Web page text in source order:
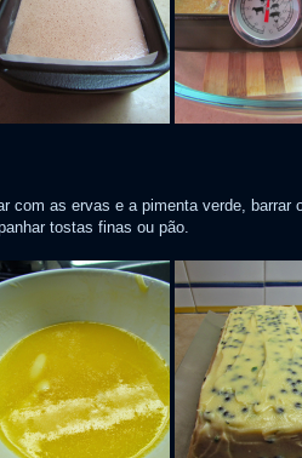
com as ervas e a pimenta verde, barrar
tostas finas ou pão.